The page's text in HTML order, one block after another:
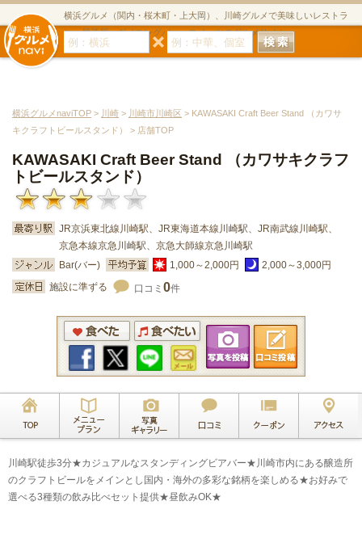
横浜グルメ（関内・桜木町・上大岡）、川崎グルメで美味しいレストラ
ン・居酒屋・ダイニングバー・スイーツのグルメサイト
横浜グルメnaviTOP > 川崎 > 川崎市川崎区 > KAWASAKI Craft Beer Stand （カワサ
キクラフトビールスタンド） > 店舗TOP
KAWASAKI Craft Beer Stand （カワサキクラフ
トビールスタンド）
JR京浜東北線川崎駅、JR東海道本線川崎駅、JR南武線川崎駅、
京急本線京急川崎駅、京急大師線京急川崎駅
Bar(バー)
1,000～2,000円
2,000～3,000円
施設に準ずる
口コミ 0件
川崎駅徒歩3分★カジュアルなスタンディングビアバー★川崎市内にある醸造所
のクラフトビールをメインとし国内・海外の多彩な銘柄を楽しめる★お好みで
選べる3種類の飲み比べセット提供★昼飲みOK★